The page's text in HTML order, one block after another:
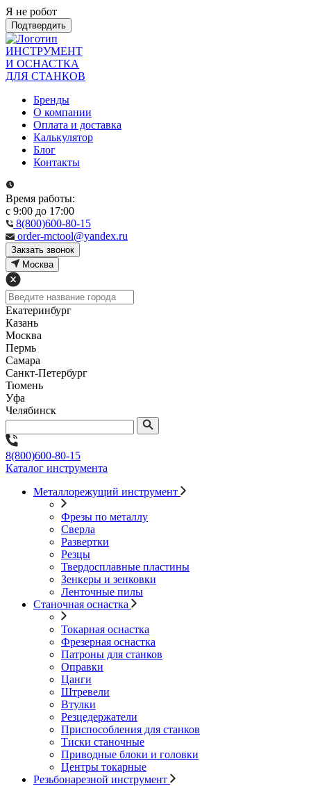
Я не робот
Подтвердить
ИНСТРУМЕНТ
И ОСНАСТКА
ДЛЯ СТАНКОВ
Бренды
О компании
Оплата и доставка
Калькулятор
Блог
Контакты
Время работы:
с 9:00 до 17:00
8(800)600-80-15
order-mctool@yandex.ru
Закзать звонок
Москва
Екатеринбург
Казань
Москва
Пермь
Самара
Санкт-Петербург
Тюмень
Уфа
Челябинск
8(800)600-80-15
Каталог инструмента
Металлорежущий инструмент
Фрезы по металлу
Сверла
Развертки
Резцы
Твердосплавные пластины
Зенкеры и зенковки
Ленточные пилы
Станочная оснастка
Токарная оснастка
Фрезерная оснастка
Патроны для станков
Оправки
Цанги
Штревели
Втулки
Резцедержатели
Приспособления для станков
Тиски станочные
Приводные блоки и головки
Центры токарные
Резьбонарезной инструмент